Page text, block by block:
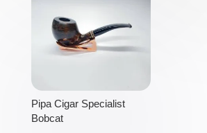
Pipa Cigar Specialist
Bobcat